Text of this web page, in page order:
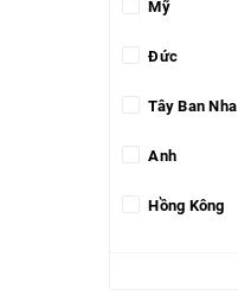
Mỹ
Đức
Tây Ban Nha
Anh
Hồng Kông